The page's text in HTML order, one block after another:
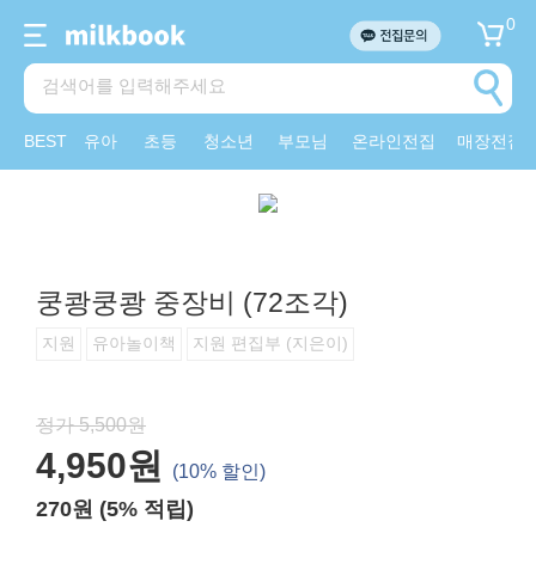
0
BEST 유아 초등 청소년 부모님 온라인전집 매장전집
쿵쾅쿵쾅 중장비 (72조각)
지원 유아놀이책 지원 편집부 (지은이)
정가 5,500원
4,950원 (10% 할인)
270원 (5% 적립)